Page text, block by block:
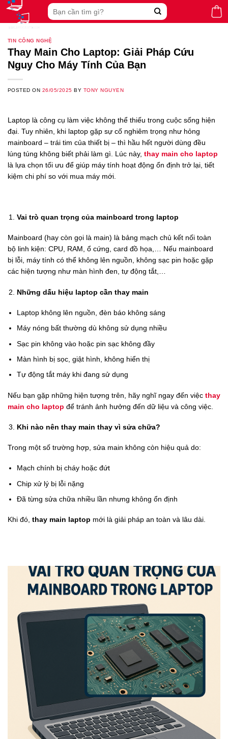
Skip
content
Search
for:
TIN CÔNG NGHỆ
Thay Main Cho Laptop: Giải Pháp Cứu
Nguy Cho Máy Tính Của Bạn
POSTED ON 26/05/2025 BY TONY NGUYEN
Laptop là công cụ làm việc không thể thiếu trong cuộc sống hiện
đại. Tuy nhiên, khi laptop gặp sự cố nghiêm trọng như hỏng
mainboard – trái tim của thiết bị – thì hầu hết người dùng đều
lúng túng không biết phải làm gì. Lúc này, thay main cho laptop
là lựa chọn tối ưu để giúp máy tính hoạt động ổn định trở lại, tiết
kiệm chi phí so với mua máy mới.
Vai trò quan trọng của mainboard trong laptop
Mainboard (hay còn gọi là main) là bảng mạch chủ kết nối toàn
bộ linh kiện: CPU, RAM, ổ cứng, card đồ họa,… Nếu mainboard
bị lỗi, máy tính có thể không lên nguồn, không sạc pin hoặc gặp
các hiện tượng như màn hình đen, tự động tắt,…
Những dấu hiệu laptop cần thay main
Laptop không lên nguồn, đèn báo không sáng
Máy nóng bất thường dù không sử dụng nhiều
Sạc pin không vào hoặc pin sạc không đầy
Màn hình bị sọc, giật hình, không hiển thị
Tự động tắt máy khi đang sử dụng
Nếu bạn gặp những hiện tượng trên, hãy nghĩ ngay đến việc thay
main cho laptop để tránh ảnh hưởng đến dữ liệu và công việc.
Khi nào nên thay main thay vì sửa chữa?
Trong một số trường hợp, sửa main không còn hiệu quả do:
Mạch chính bị cháy hoặc đứt
Chip xử lý bị lỗi nặng
Đã từng sửa chữa nhiều lần nhưng không ổn định
Khi đó, thay main laptop mới là giải pháp an toàn và lâu dài.